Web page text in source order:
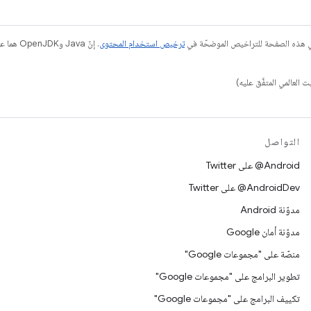
هذه الصفحة للتراخيص الموضحّة فيترخيص استخدام المحتوى
التواصل
‎@Android على Twitter
‎@AndroidDev على Twitter
مدوّنة Android
مدوّنة أمان Google
منصّة على "مجموعات Google"
تطوير البرامج على "مجموعات Google"
تكييف البرامج على "مجموعات Google"